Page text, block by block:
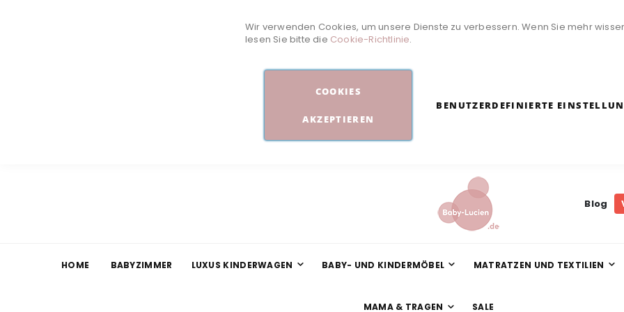
Wir verwenden Cookies, um unsere Dienste zu verbessern. Wenn Sie mehr
lesen Sie bitte die Cookie-Richtlinie.
COOKIES
AKZEPTIEREN
BENUTZERDEFINIERTE
Blog
HOME BABYZIMMER LUXUS KINDERWAGEN BABY- UND KINDERMÖBEL MATRATZEN UND TEXTILIEN
MAMA & TRAGEN SALE